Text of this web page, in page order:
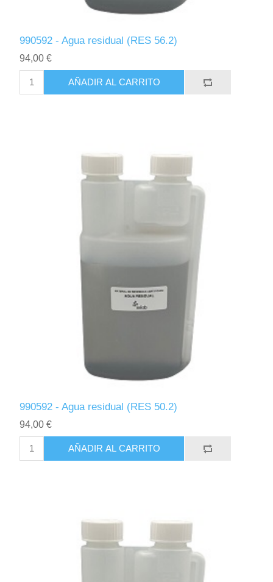
990592 - Agua residual (RES 56.2)
94,00 €
AÑADIR AL CARRITO
990592 - Agua residual (RES 50.2)
94,00 €
AÑADIR AL CARRITO